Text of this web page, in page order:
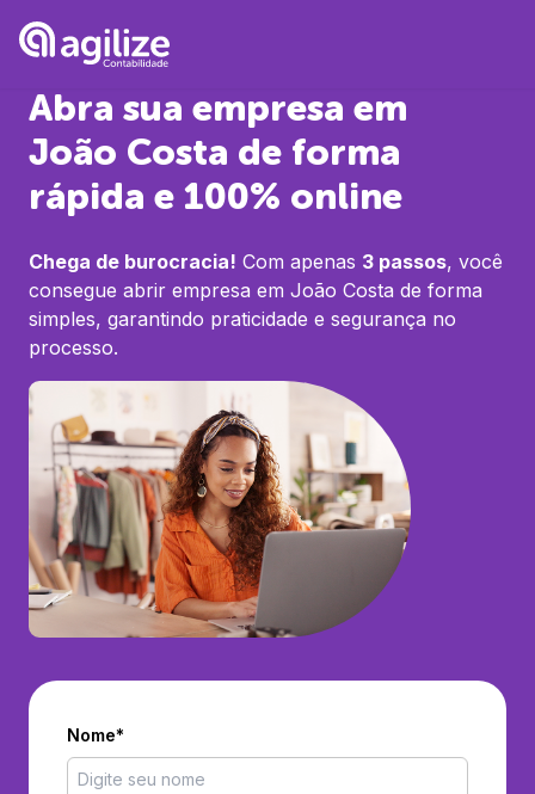
Abra sua empresa em
João Costa de forma
rápida e 100% online
Chega de burocracia! Com apenas 3 passos, você
consegue abrir empresa em João Costa de forma
simples, garantindo praticidade e segurança no
processo.
Nome*